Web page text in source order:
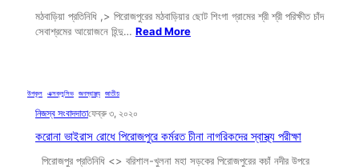
মঠবাড়িয়া প্রতিনিধি ,> পিরোজপুরের মঠবাড়িয়ার ছোট শিংগা গ্রামের শ্রী শ্রী পরিক্ষীত চাঁদ
সেবাশ্রমের আয়োজনে হিন্দু… Read More
উপকূল এক্সক্লুসিভ জনস্বাস্থ্য জাতীয়
নিজস্ব সংবাদদাতাফেব্রু ৩, ২০২০
করোনা ভাইরাস রোধে পিরোজপুরে কর্মরত চীনা নাগরিকদের স্বাস্থ্য পরীক্ষা
পিরোজপুর প্রতিনিধি <> বরিশাল-খুলনা মহা সড়কের পিরোজপুরের কচাঁ নদীর উপরে